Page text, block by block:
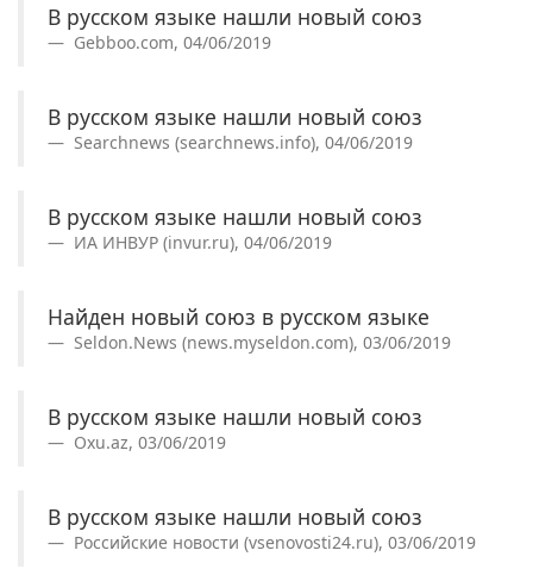
В русском языке нашли новый союз
Gebboo.com, 04/06/2019
В русском языке нашли новый союз
Searchnews (searchnews.info), 04/06/2019
В русском языке нашли новый союз
ИА ИНВУР (invur.ru), 04/06/2019
Найден новый союз в русском языке
Seldon.News (news.myseldon.com), 03/06/2019
В русском языке нашли новый союз
Oxu.az, 03/06/2019
В русском языке нашли новый союз
Российские новости (vsenovosti24.ru), 03/06/2019